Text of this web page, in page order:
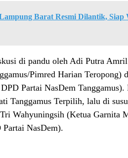
Barat Resmi Dilantik, Siap
di pandu oleh Adi Putra
Pimred Harian Teropong)
Partai NasDem
Tanggamus Terpilih, lalu di
Wahyuningsih (Ketua Garnita
Partai NasDem).